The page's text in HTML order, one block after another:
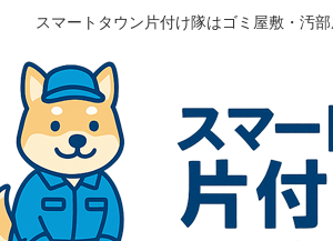
スマートタウン片付け隊はゴミ屋敷・汚